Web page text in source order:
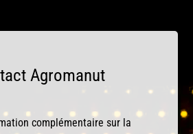
Agromanut
complémentaire sur la